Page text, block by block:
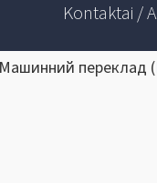
Kontaktai /
переклад (